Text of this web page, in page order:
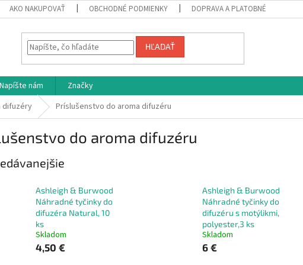
AKO NAKUPOVAŤ OBCHODNÉ PODMIENKY DOPRAVA A PLATOBNÉ PODMIENKY
HĽADAŤ
Napíšte nám
Značky
difuzéry Príslušenstvo do aroma difuzéru
do aroma difuzéru
Ashleigh & Burwood
Náhradné tyčinky do
difuzéra Natural, 10
ks
Skladom
4,50 €
Ashleigh & Burwood
Náhradné tyčinky do
difuzéru s motýlikmi,
polyester,3 ks
Skladom
6 €